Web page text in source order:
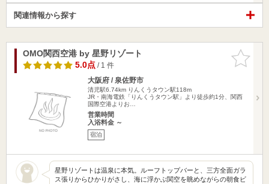
関連情報から探す
お気に入
りに追加
OMO関西空港 by 星野リゾート
5.0点/ 1 件
大阪府 / 泉佐野市
清児駅6.74km りんくうタウン駅118m
JR・南海電鉄「りんくうタウン駅」より徒歩約1分、関西
国際空港よりお…
営業時間
入浴料金 ～
宿泊
星野リゾートは温泉に本気。ルーフトップバーと、三方全面ガラ
ス張りからひかりがさし、海に浮かぶ関空を眺めながらの朝食ビ